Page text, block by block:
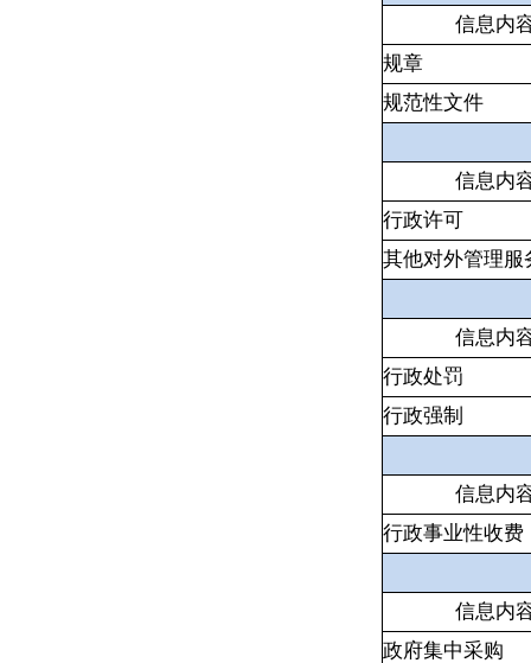
信息内
规章
规范性文件
信息内
行政许可
其他对外管理服
信息内
行政处罚
行政强制
信息内
行政事业性收费
信息内
政府集中采购